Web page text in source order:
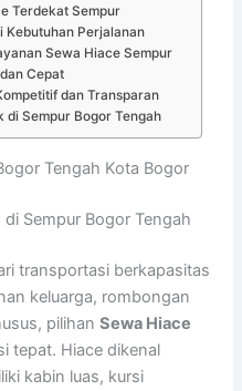
Terdekat Sempur
Kebutuhan Perjalanan
Sewa Hiace Sempur
Cepat
dan Transparan
di Sempur Bogor Tengah
Tengah Kota Bogor
Sempur Bogor Tengah
transportasi berkapasitas
keluarga, rombongan
pilihanSewa Hiace
tepat. Hiace dikenal
kabin luas, kursi